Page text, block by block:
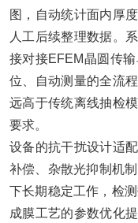
图，自动统计面内厚
人工后续整理数据。
接对接EFEM晶圆传
位、自动测量的全流
远高于传统离线抽检
要求。
设备的抗干扰设计适
补偿、杂散光抑制机
下长期稳定工作，检
成膜工艺的参数优化